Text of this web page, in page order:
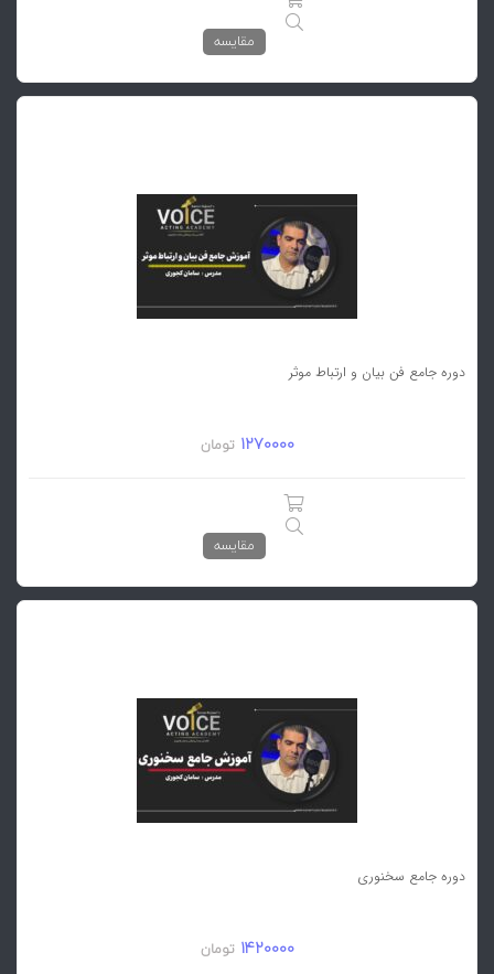
مقایسه
دوره جامع فن بیان و ارتباط موثر
تومان
مقایسه
دوره جامع سخنوری
تومان